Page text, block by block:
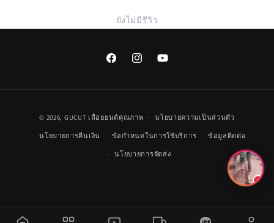
ยังไม่มีรีวิว
FacebookInstagramYouTube
การ
ชำระ
เงิน
© 2026, GUCUT เลื่อยยนต์คุณภาพ นโยบายความเป็นส่วนตัว
นโยบายการคืนเงิน ข้อกำหนดในการใช้บริการ ข้อมูลติดต่อ
นโยบายการจัดส่ง